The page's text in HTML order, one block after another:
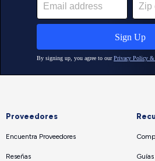
Proveedores
Encuentra Proveedores
Reseñas